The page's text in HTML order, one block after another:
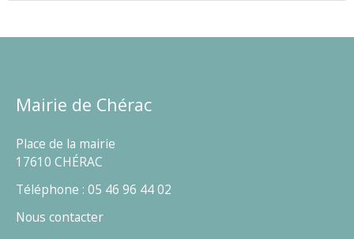
Mairie de Chérac
Place de la mairie
17610 CHÉRAC
Téléphone : 05 46 96 44 02
Nous contacter